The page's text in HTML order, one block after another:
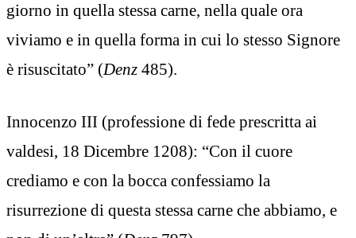
giorno in quella stessa carne, nella quale ora
viviamo e in quella forma in cui lo stesso Signore
è risuscitato” (Denz 485).
Innocenzo III (professione di fede prescritta ai
valdesi, 18 Dicembre 1208): “Con il cuore
crediamo e con la bocca confessiamo la
risurrezione di questa stessa carne che abbiamo, e